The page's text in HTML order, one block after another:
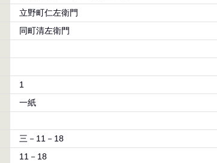
立野町仁左衛門
同町清左衛門
1
一紙
三－11－18
11－18